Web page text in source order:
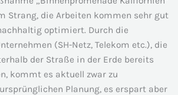
Strang, die Arbeiten kommen sehr gut
optimiert. Durch die
(SH-Netz, Telekom etc.), die
der Straße in der Erde bereits
kommt es aktuell zwar zu
Planung, es erspart aber